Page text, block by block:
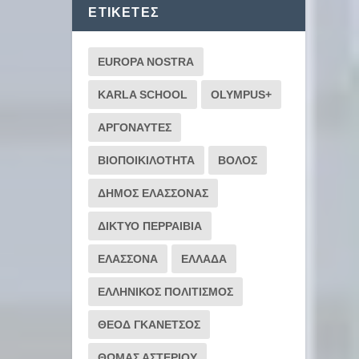
ΕΤΙΚΈΤΕΣ
EUROPA NOSTRA
KARLA SCHOOL OLYMPUS+
ΑΡΓΟΝΑΥΤΕΣ
ΒΙΟΠΟΙΚΙΛΟΤΗΤΑ ΒΟΛΟΣ
ΔΗΜΟΣ ΕΛΑΣΣΟΝΑΣ
ΔΙΚΤΥΟ ΠΕΡΡΑΙΒΙΑ
ΕΛΑΣΣΟΝΑ ΕΛΛΑΔΑ
ΕΛΛΗΝΙΚΟΣ ΠΟΛΙΤΙΣΜΟΣ
ΘΕΟΔ ΓΚΑΝΕΤΣΟΣ